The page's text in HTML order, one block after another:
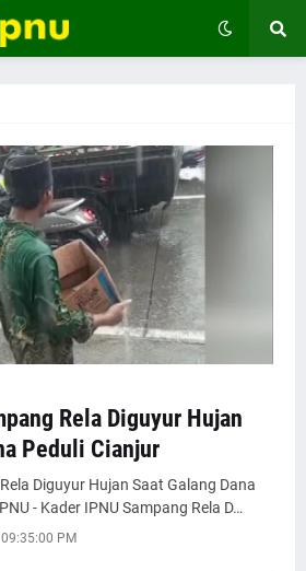
Rela Diguyur Hujan
Peduli Cianjur
Diguyur Hujan Saat Galang Dana
- Kader IPNU Sampang Rela D…
PM